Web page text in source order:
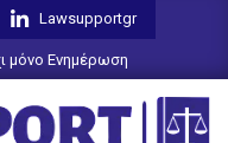
Lawsupportgr
μόνο Ενημέρωση